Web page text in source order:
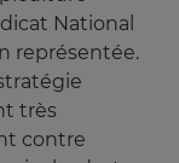
National
représentée.
très
contre